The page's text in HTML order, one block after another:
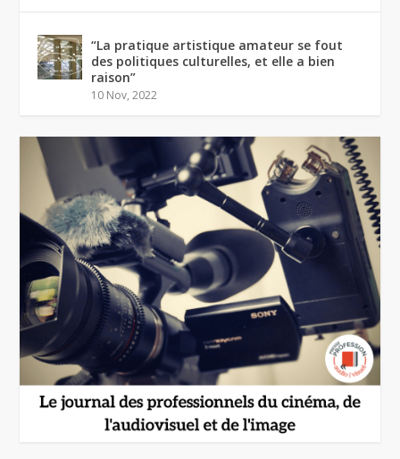
“La pratique artistique amateur se fout
des politiques culturelles, et elle a bien
raison”
10 Nov, 2022